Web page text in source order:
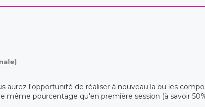
aurez l'opportunité de réaliser à nouveau la ou les
pourcentage qu'en première session (à savoir